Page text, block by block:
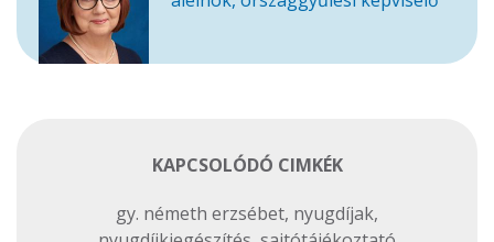
KAPCSOLÓDÓ CIMKÉK
gy. németh erzsébet, nyugdíjak,